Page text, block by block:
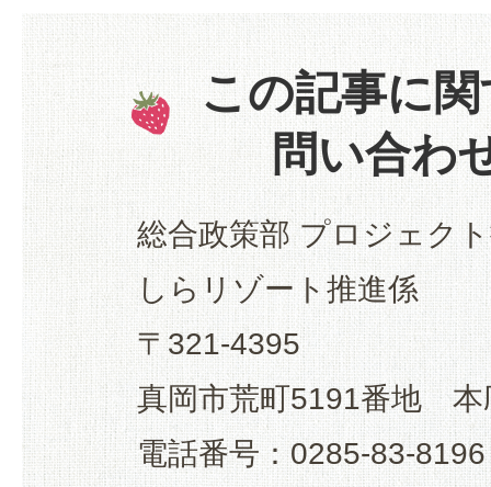
この記事に
問い合わ
総合政策部 プロジェク
しらリゾート推進係
〒321-4395
真岡市荒町5191番地 本
電話番号：0285-83-8196